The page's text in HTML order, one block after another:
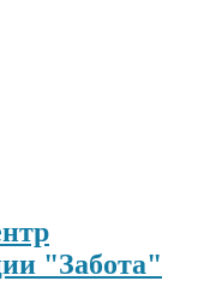
"Забота"